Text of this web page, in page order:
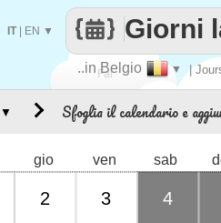
Fai
..in Belgio ▼ |
Giorni
IT| EN ▼
Sfoglia il calendario e
gio ven sab
2 3 4
▼